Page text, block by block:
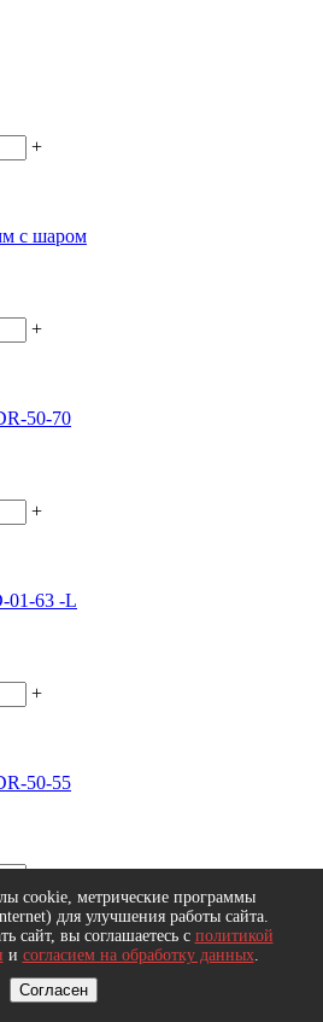
+
с шаром
+
50-70
+
01-63 -L
+
50-55
+
50-45-L
cookie, метрические программы
для улучшения работы сайта.
сайт, вы соглашаетесь с политикой
и согласием на обработку данных.
Согласен